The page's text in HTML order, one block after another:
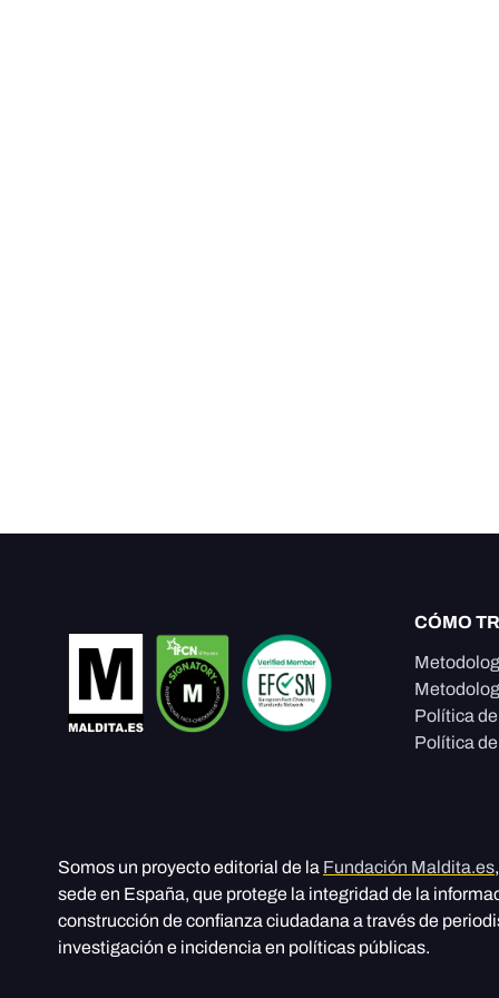
CÓMO
Política
Política
Somos un proyecto editorial de la Fundación Maldita.es
sede en España, que protege la integridad de la
construcción de confianza ciudadana a través de
investigación e incidencia en políticas públicas.